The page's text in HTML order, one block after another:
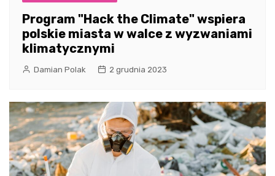
Program "Hack the Climate" wspiera
polskie miasta w walce z wyzwaniami
klimatycznymi
Damian Polak 2 grudnia 2023